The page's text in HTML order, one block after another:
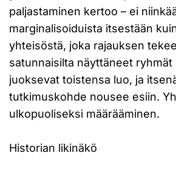
paljastaminen kertoo – ei
marginalisoiduista itsestään
yhteisöstä, joka rajauksen
satunnaisilta näyttäneet ryhmät
juoksevat toistensa luo, ja
tutkimuskohde nousee esiin.
ulkopuoliseksi määrääminen.
Historian likinäkö